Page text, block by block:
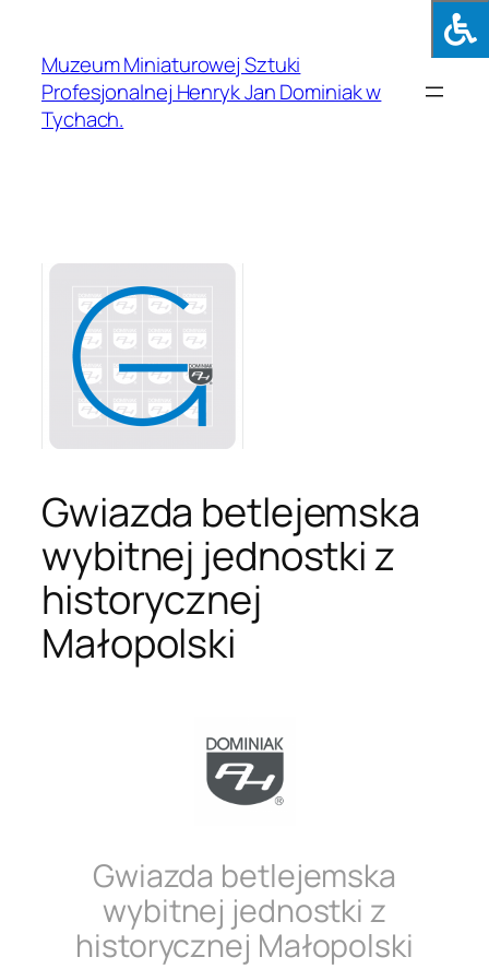
Muzeum Miniaturowej Sztuki
Profesjonalnej Henryk Jan Dominiak w
Tychach.
Gwiazda betlejemska
wybitnej jednostki z
historycznej
Małopolski
Gwiazda betlejemska
wybitnej jednostki z
historycznej Małopolski